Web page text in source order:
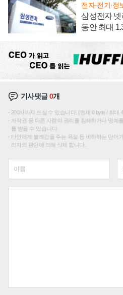
전자·전기·정
삼성전자
동안 최대
기사댓글0개
200자까지 쓰실 수 있습니다. (현재 0 byte / 최대
저작권 등 다른 사람의 권리를 침해하거나 명예
를 받을 수 있습니다.
타인에게 불쾌감을 주는 욕설 등 비하하는 단어
리자의 판단에 의해 삭제 합니다.